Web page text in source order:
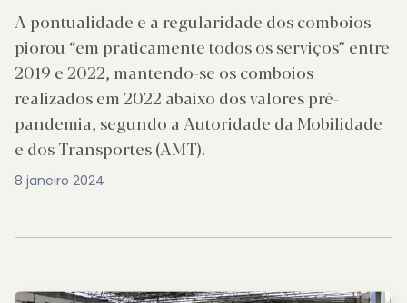
A pontualidade e a regularidade dos comboios
piorou “em praticamente todos os serviços” entre
2019 e 2022, mantendo-se os comboios
realizados em 2022 abaixo dos valores pré-
pandemia, segundo a Autoridade da Mobilidade
e dos Transportes (AMT).
8 janeiro 2024